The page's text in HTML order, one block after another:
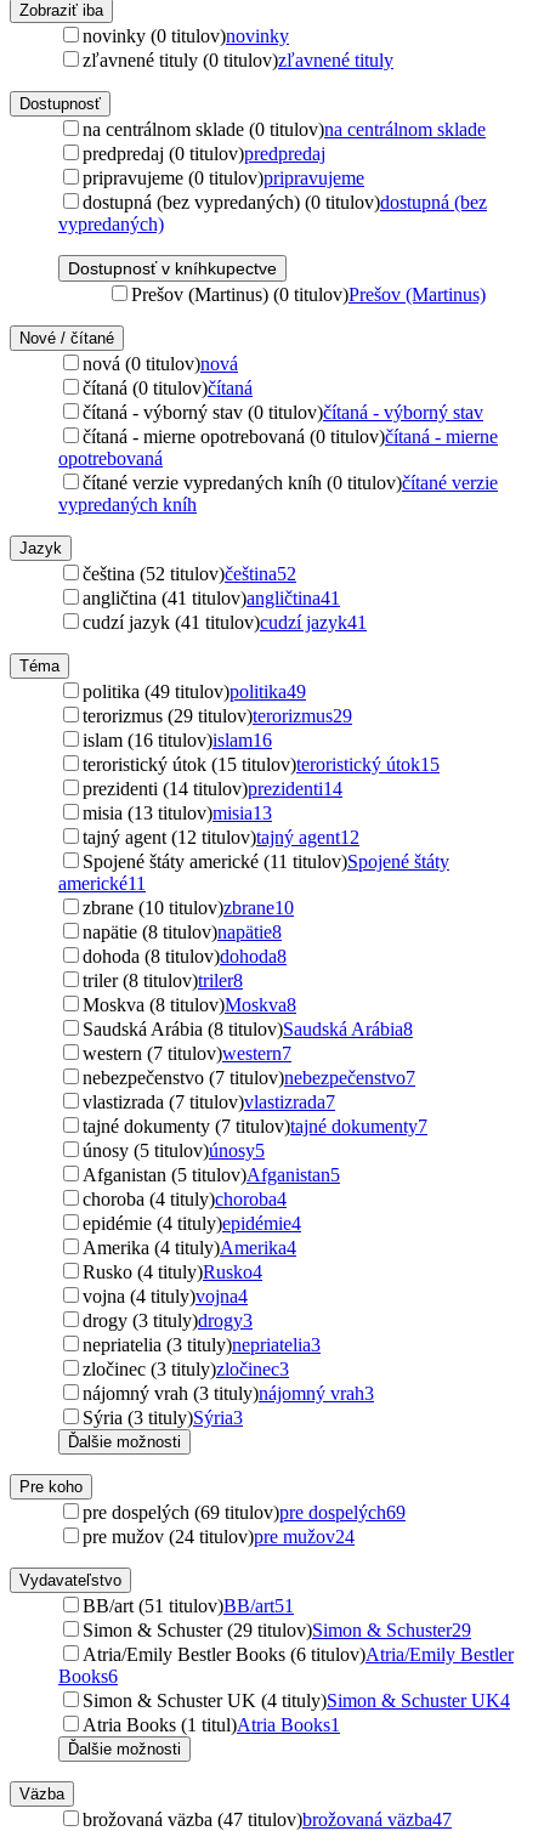
Zobraziť iba
novinky (0 titulov)novinky
zľavnené tituly (0 titulov)zľavnené tituly
Dostupnosť
na centrálnom sklade (0 titulov)na centrálnom sklade
predpredaj (0 titulov)predpredaj
pripravujeme (0 titulov)pripravujeme
dostupná (bez vypredaných) (0 titulov)dostupná (bez
vypredaných)
Dostupnosť v kníhkupectve
Prešov (Martinus) (0 titulov)Prešov (Martinus)
Nové / čítané
nová (0 titulov)nová
čítaná (0 titulov)čítaná
čítaná - výborný stav (0 titulov)čítaná - výborný stav
čítaná - mierne opotrebovaná (0 titulov)čítaná - mierne
opotrebovaná
čítané verzie vypredaných kníh (0 titulov)čítané verzie
vypredaných kníh
Jazyk
čeština (52 titulov)čeština52
angličtina (41 titulov)angličtina41
cudzí jazyk (41 titulov)cudzí jazyk41
Téma
politika (49 titulov)politika49
terorizmus (29 titulov)terorizmus29
islam (16 titulov)islam16
teroristický útok (15 titulov)teroristický útok15
prezidenti (14 titulov)prezidenti14
misia (13 titulov)misia13
tajný agent (12 titulov)tajný agent12
Spojené štáty americké (11 titulov)Spojené štáty
americké11
zbrane (10 titulov)zbrane10
napätie (8 titulov)napätie8
dohoda (8 titulov)dohoda8
triler (8 titulov)triler8
Moskva (8 titulov)Moskva8
Saudská Arábia (8 titulov)Saudská Arábia8
western (7 titulov)western7
nebezpečenstvo (7 titulov)nebezpečenstvo7
vlastizrada (7 titulov)vlastizrada7
tajné dokumenty (7 titulov)tajné dokumenty7
únosy (5 titulov)únosy5
Afganistan (5 titulov)Afganistan5
choroba (4 tituly)choroba4
epidémie (4 tituly)epidémie4
Amerika (4 tituly)Amerika4
Rusko (4 tituly)Rusko4
vojna (4 tituly)vojna4
drogy (3 tituly)drogy3
nepriatelia (3 tituly)nepriatelia3
zločinec (3 tituly)zločinec3
nájomný vrah (3 tituly)nájomný vrah3
Sýria (3 tituly)Sýria3
Ďalšie možnosti
Pre koho
pre dospelých (69 titulov)pre dospelých69
pre mužov (24 titulov)pre mužov24
Vydavateľstvo
BB/art (51 titulov)BB/art51
Simon & Schuster (29 titulov)Simon & Schuster29
Atria/Emily Bestler Books (6 titulov)Atria/Emily Bestler
Books6
Simon & Schuster UK (4 tituly)Simon & Schuster UK4
Atria Books (1 titul)Atria Books1
Ďalšie možnosti
Väzba
brožovaná väzba (47 titulov)brožovaná väzba47